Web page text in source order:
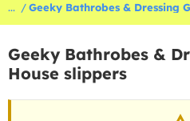
... Geeky Bathrobes & Dressing
Geeky Bathrobes &
House slippers